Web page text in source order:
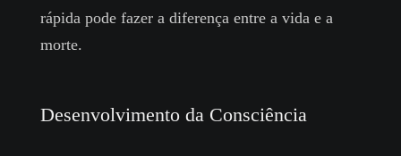
rápida pode fazer a diferença entre a vida e a
morte.
Desenvolvimento da Consciência